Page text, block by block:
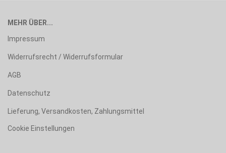
MEHR ÜBER...
Impressum
Widerrufsrecht / Widerrufsformular
AGB
Datenschutz
Lieferung, Versandkosten, Zahlungsmittel
Cookie Einstellungen